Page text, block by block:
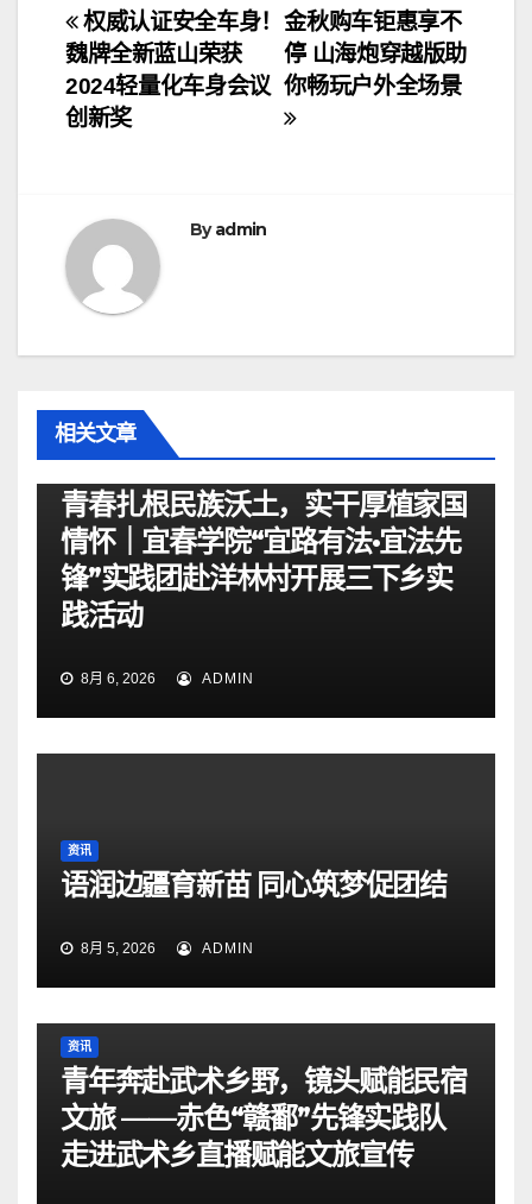
文
章
导
金秋购车钜惠享不
停 山海炮穿越版助
你畅玩户外全场景
权威认证安全车身！
魏牌全新蓝山荣获
2024轻量化车身会议
创新奖
Byadmin
相关文章
青春扎根民族沃土，实干厚植家国
情怀｜宜春学院“宜路有法•宜法先
锋”实践团赴洋林村开展三下乡实
践活动
8月 6, 2026 ADMIN
资讯
语润边疆育新苗 同心筑梦促团结
8月 5, 2026 ADMIN
资讯
青年奔赴武术乡野，镜头赋能民宿
文旅 ——赤色“赣鄱”先锋实践队
走进武术乡直播赋能文旅宣传